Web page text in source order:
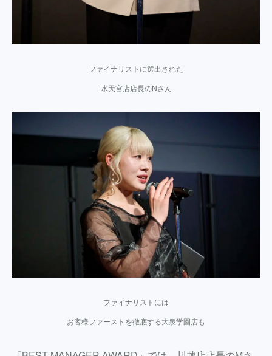
ファイナリストに選出された
水天宮店店長のNさん
ファイナリストには
お客様ファーストを徹底する大泉学園店も